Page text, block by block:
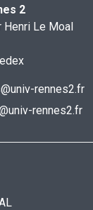
2
Henri Le Moal
rennes2.fr
rennes2.fr